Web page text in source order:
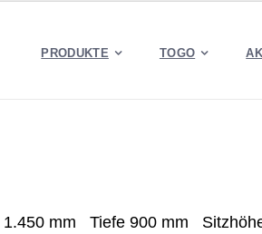
PRODUKTE TOGO
1.450 mm Tiefe 900 mm